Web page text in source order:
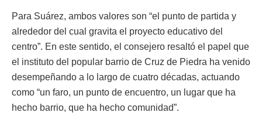
Para Suárez, ambos valores son “el punto de partida y
alrededor del cual gravita el proyecto educativo del
centro”. En este sentido, el consejero resaltó el papel que
el instituto del popular barrio de Cruz de Piedra ha venido
desempeñando a lo largo de cuatro décadas, actuando
como “un faro, un punto de encuentro, un lugar que ha
hecho barrio, que ha hecho comunidad”.